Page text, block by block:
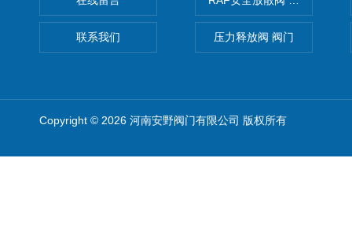
联系我们 压力释放阀 阀门
Copyright © 2026 河南安野阀门有限公司 版权所有